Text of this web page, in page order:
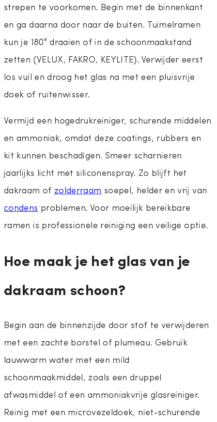
strepen te voorkomen. Begin met de binnenkant
en ga daarna door naar de buiten. Tuimelramen
kun je 180° draaien of in de schoonmaakstand
zetten (VELUX, FAKRO, KEYLITE). Verwijder eerst
los vuil en droog het glas na met een pluisvrije
doek of ruitenwisser.
Vermijd een hogedrukreiniger, schurende middelen
en ammoniak, omdat deze coatings, rubbers en
kit kunnen beschadigen. Smeer scharnieren
jaarlijks licht met siliconenspray. Zo blijft het
dakraam of zolderraam soepel, helder en vrij van
condens problemen. Voor moeilijk bereikbare
ramen is professionele reiniging een veilige optie.
Hoe maak je het glas van je
dakraam schoon?
Begin aan de binnenzijde door stof te verwijderen
met een zachte borstel of plumeau. Gebruik
lauwwarm water met een mild
schoonmaakmiddel, zoals een druppel
afwasmiddel of een ammoniakvrije glasreiniger.
Reinig met een microvezeldoek, niet-schurende